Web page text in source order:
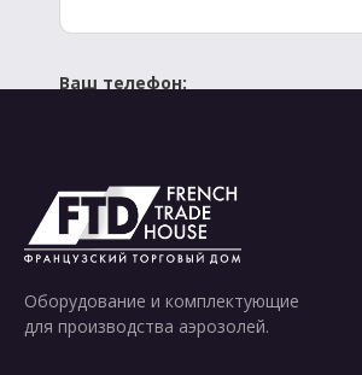
Ваш телефон:
Отправить
Оборудование и комплектующие
для производства аэрозолей.